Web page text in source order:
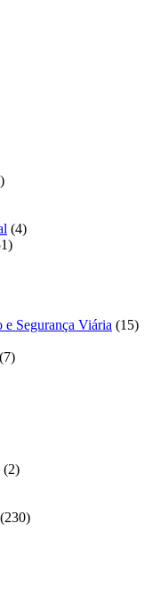
(4)
e Segurança Viária (15)
(7)
(2)
(230)